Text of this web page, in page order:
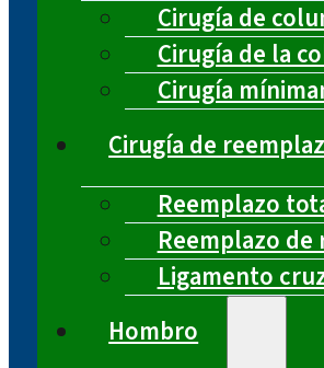
Cirugía de
Cirugía de la
Cirugía
Cirugía de
Reemplazo
Reemplazo
Ligamento
Hombro